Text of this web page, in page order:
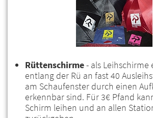
Rüttenschirme- als Leihschirme
entlang der Rü an fast 40
am Schaufenster durch einen
erkennbar sind. Für 3€ Pfand
Schirm leihen und an allen